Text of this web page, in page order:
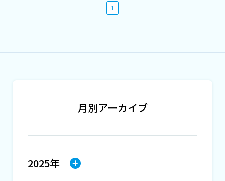
1
月別アーカイブ
2025年